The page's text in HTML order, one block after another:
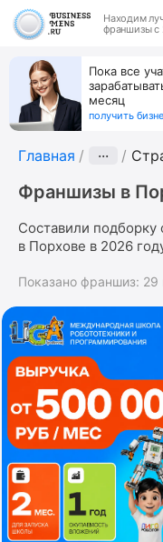
Находим
франшизы с
Пока все
месяц
получить
Главная ···
Франшизы в
Составили
в Порхове в 2026
Показано франшиз: 29